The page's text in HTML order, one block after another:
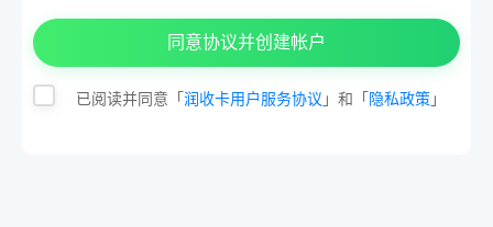
同意协议并创建帐户
已阅读并同意「 润收卡用户服务协议 」和「 隐私政策 」